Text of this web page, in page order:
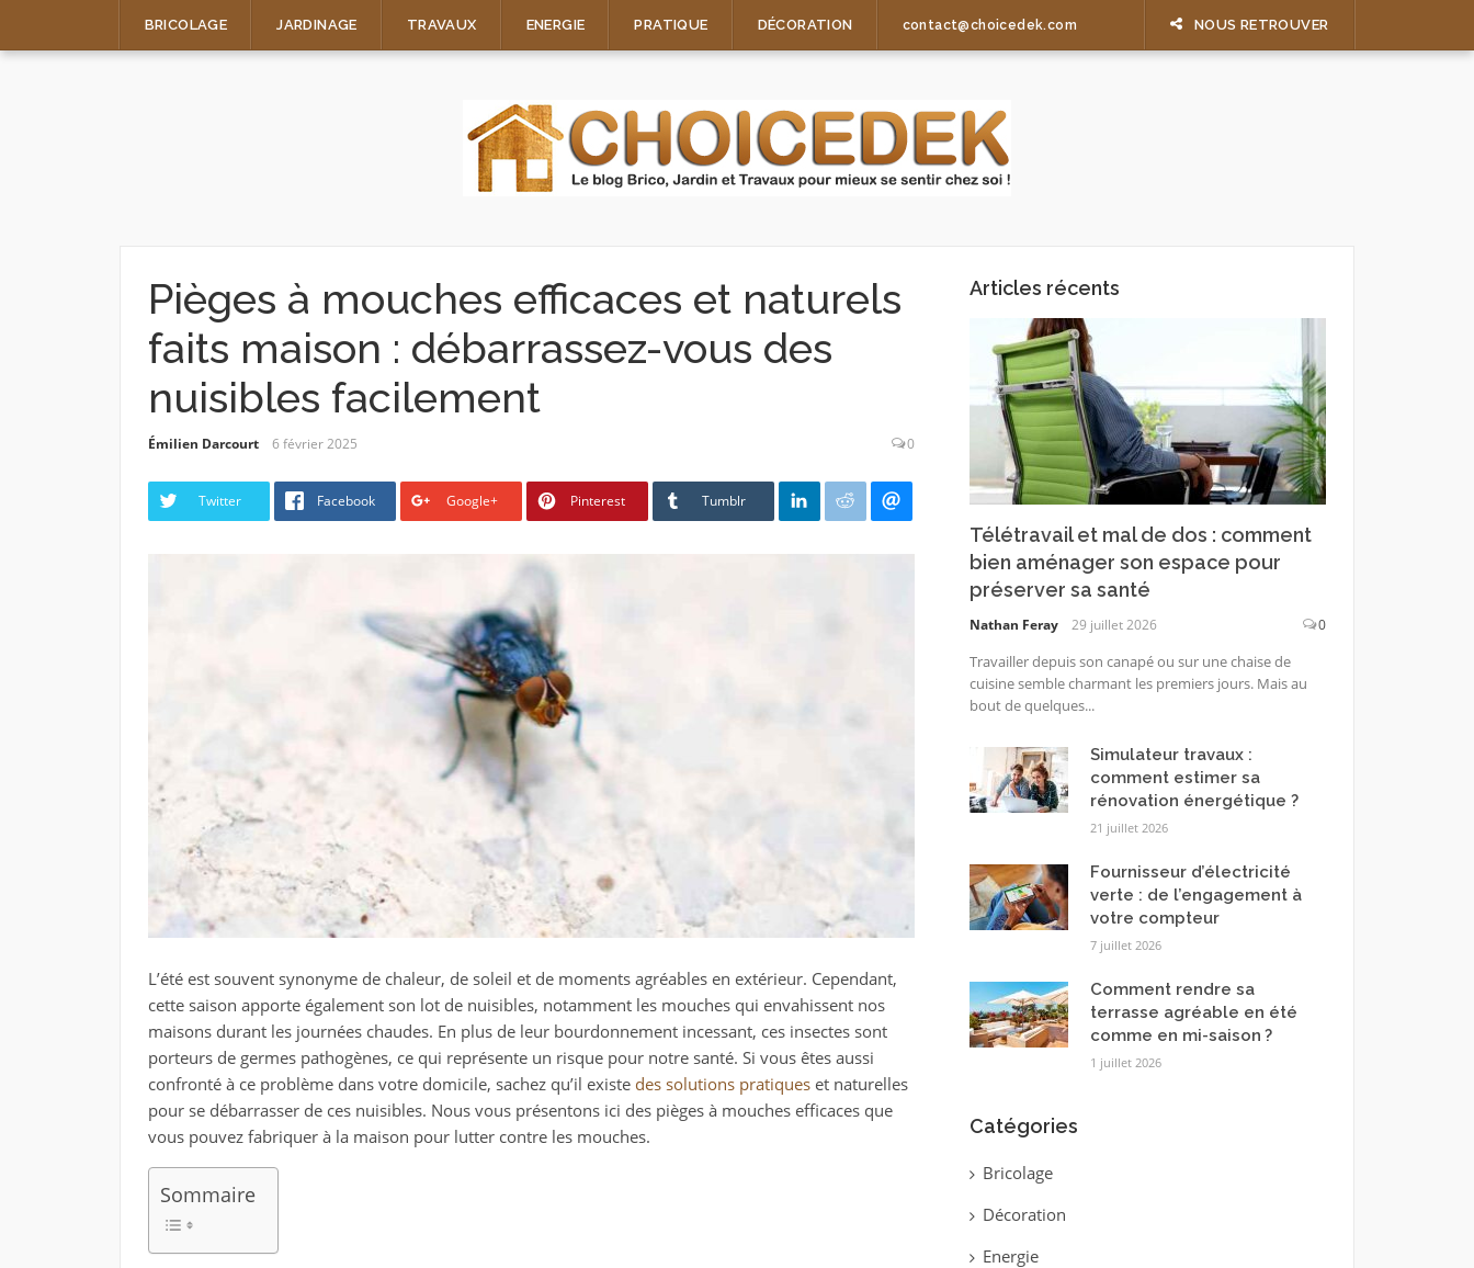
BRICOLAGE JARDINAGE TRAVAUX ENERGIE PRATIQUE DÉCORATION contact@choicedek.com NOUS RETROUVER
Pièges à mouches efficaces et naturels
faits maison : débarrassez-vous des
nuisibles facilement
Émilien Darcourt 6 février 2025 0
Twitter Facebook Google+ Pinterest Tumblr
L’été est souvent synonyme de chaleur, de soleil et de moments agréables en extérieur. Cependant,
cette saison apporte également son lot de nuisibles, notamment les mouches qui envahissent nos
maisons durant les journées chaudes. En plus de leur bourdonnement incessant, ces insectes sont
porteurs de germes pathogènes, ce qui représente un risque pour notre santé. Si vous êtes aussi
confronté à ce problème dans votre domicile, sachez qu’il existe des solutions pratiqueset naturelles
pour se débarrasser de ces nuisibles. Nous vous présentons ici des pièges à mouches efficaces que
vous pouvez fabriquer à la maison pour lutter contre les mouches.
Sommaire
Articles récents
Télétravail et mal de dos : comment
bien aménager son espace pour
préserver sa santé
Nathan Feray 29 juillet 2026 0
Travailler depuis son canapé ou sur une chaise de
cuisine semble charmant les premiers jours. Mais au
bout de quelques...
Simulateur travaux :
comment estimer sa
rénovation énergétique ?
21 juillet 2026
Fournisseur d’électricité
verte : de l’engagement à
votre compteur
7 juillet 2026
Comment rendre sa
terrasse agréable en été
comme en mi-saison ?
1 juillet 2026
Catégories
Bricolage
Décoration
Energie